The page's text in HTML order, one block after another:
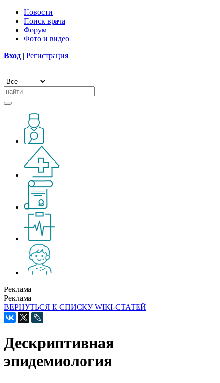
Новости
Поиск врача
Форум
Фото и видео
Вход | Регистрация
Реклама
Реклама
ВЕРНУТЬСЯ К СПИСКУ WIKI-СТАТЕЙ
Дескриптивная
эпидемиология